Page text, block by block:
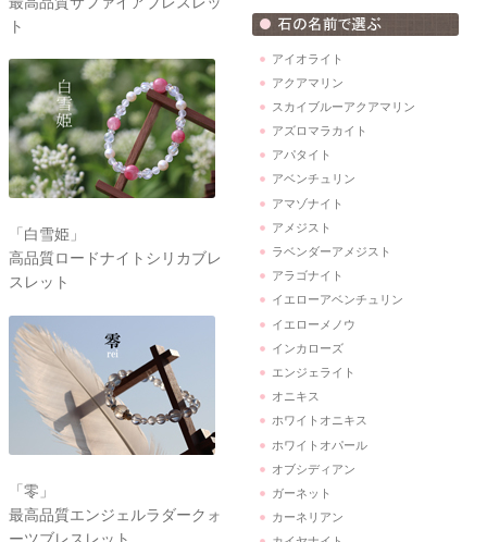
ト
「白雪姫」
高品質ロードナイトシリカブレ
スレット
「零」
最高品質エンジェルラダークォ
アイオライト
アクアマリン
スカイブルーアクアマリン
アズロマラカイト
アパタイト
アベンチュリン
アマゾナイト
アメジスト
ラベンダーアメジスト
アラゴナイト
イエローアベンチュリン
イエローメノウ
インカローズ
エンジェライト
オニキス
ホワイトオニキス
ホワイトオパール
オブシディアン
ガーネット
カーネリアン